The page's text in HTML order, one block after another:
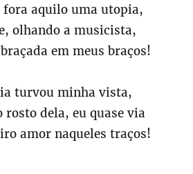
fora aquilo uma utopia,
olhando a musicista,
em meus braços!
turvou minha vista,
rosto dela, eu quase via
amor naqueles traços!